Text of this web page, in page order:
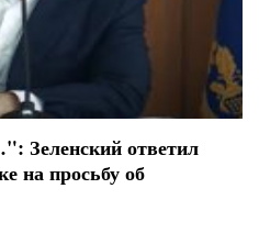
Зеленский ответил
на просьбу об